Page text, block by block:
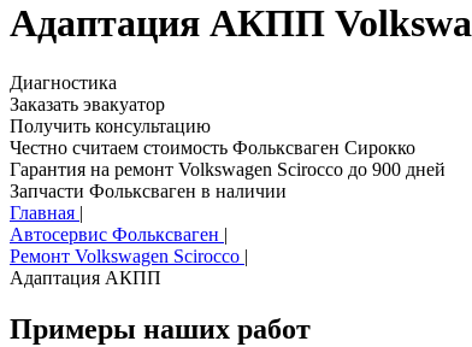
Адаптация АКПП
Диагностика
Заказать эвакуатор
Получить консультацию
Честно считаем стоимость Фольксваген Сирокко
Гарантия на ремонт Volkswagen Scirocco до 900 дней
Запчасти Фольксваген в наличии
Главная |
Автосервис Фольксваген |
Ремонт Volkswagen Scirocco |
Адаптация АКПП
Примеры наших работ